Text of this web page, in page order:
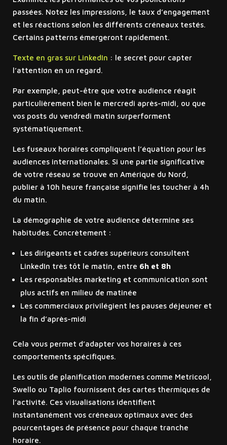
passées. Notez les impressions, le taux d’engagement
et les réactions selon les différents créneaux testés.
Certains patterns émergeront rapidement.
Texte en gras sur LinkedIn : le secret pour capter
l’attention en un regard.
Par exemple, peut-être que votre audience réagit
particulièrement bien le mercredi après-midi, ou que
vos posts du vendredi matin surperforment
systématiquement.
Les fuseaux horaires compliquent l’équation pour les
audiences internationales. Si une partie significative
de votre réseau se trouve en Amérique du Nord,
publier à 10h heure française signifie les toucher à 4h
du matin.
La démographie de votre audience détermine ses
habitudes. Concrètement :
Les dirigeants et cadres supérieurs consultent
LinkedIn très tôt le matin, entre 6h et 8h
Les responsables marketing et communication sont
plus actifs en milieu de matinée
Les commerciaux privilégient les pauses déjeuner et
la fin d’après-midi
Cela vous permet d’adapter vos horaires à ces
comportements spécifiques.
Les outils de planification modernes comme Metricool,
Swello ou Taplio fournissent des cartes thermiques de
l’activité. Ces visualisations identifient
instantanément vos créneaux optimaux avec des
pourcentages de présence pour chaque tranche
horaire.